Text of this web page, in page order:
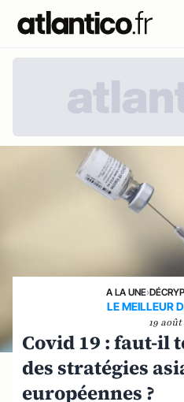
A LA UNE›
LE MEILLEUR
19 août
Covid 19 : faut-il
des stratégies
européennes ?